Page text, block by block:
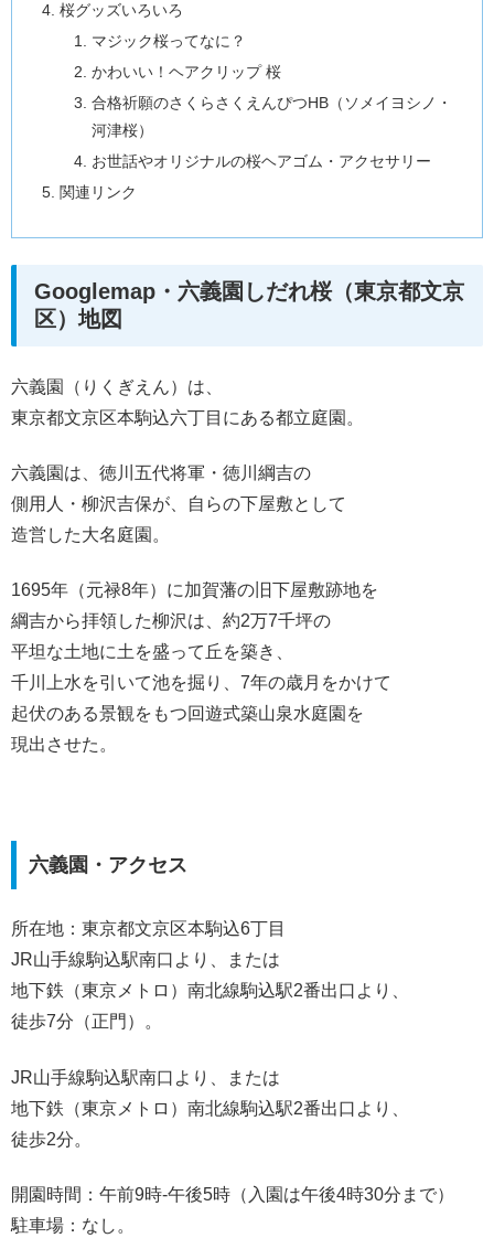
桜グッズいろいろ
マジック桜ってなに？
かわいい！ヘアクリップ 桜
合格祈願のさくらさくえんぴつHB（ソメイヨシノ・
河津桜）
お世話やオリジナルの桜ヘアゴム・アクセサリー
関連リンク
Googlemap・六義園しだれ桜（東京都文京
区）地図
六義園（りくぎえん）は、
東京都文京区本駒込六丁目にある都立庭園。
六義園は、徳川五代将軍・徳川綱吉の
側用人・柳沢吉保が、自らの下屋敷として
造営した大名庭園。
1695年（元禄8年）に加賀藩の旧下屋敷跡地を
綱吉から拝領した柳沢は、約2万7千坪の
平坦な土地に土を盛って丘を築き、
千川上水を引いて池を掘り、7年の歳月をかけて
起伏のある景観をもつ回遊式築山泉水庭園を
現出させた。
六義園・アクセス
所在地：東京都文京区本駒込6丁目
JR山手線駒込駅南口より、または
地下鉄（東京メトロ）南北線駒込駅2番出口より、
徒歩7分（正門）。
JR山手線駒込駅南口より、または
地下鉄（東京メトロ）南北線駒込駅2番出口より、
徒歩2分。
開園時間：午前9時-午後5時（入園は午後4時30分まで）
駐車場：なし。